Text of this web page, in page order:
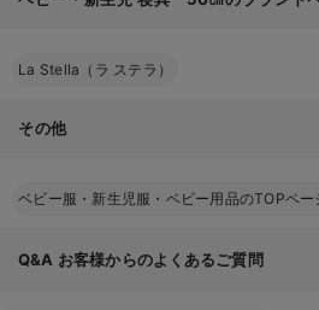
La Stella（ラ ステラ）
その他
ベビー服・新生児服・ベビー用品のTOPペー
Q&A お客様からのよくあるご質問